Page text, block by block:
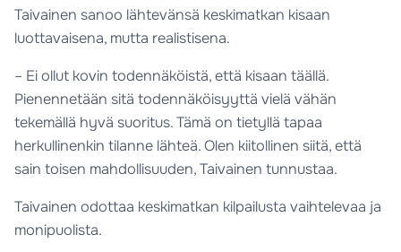
Taivainen sanoo lähtevänsä keskimatkan kisaan
luottavaisena, mutta realistisena.
– Ei ollut kovin todennäköistä, että kisaan täällä.
Pienennetään sitä todennäköisyyttä vielä vähän
tekemällä hyvä suoritus. Tämä on tietyllä tapaa
herkullinenkin tilanne lähteä. Olen kiitollinen siitä, että
sain toisen mahdollisuuden, Taivainen tunnustaa.
Taivainen odottaa keskimatkan kilpailusta vaihtelevaa ja
monipuolista.